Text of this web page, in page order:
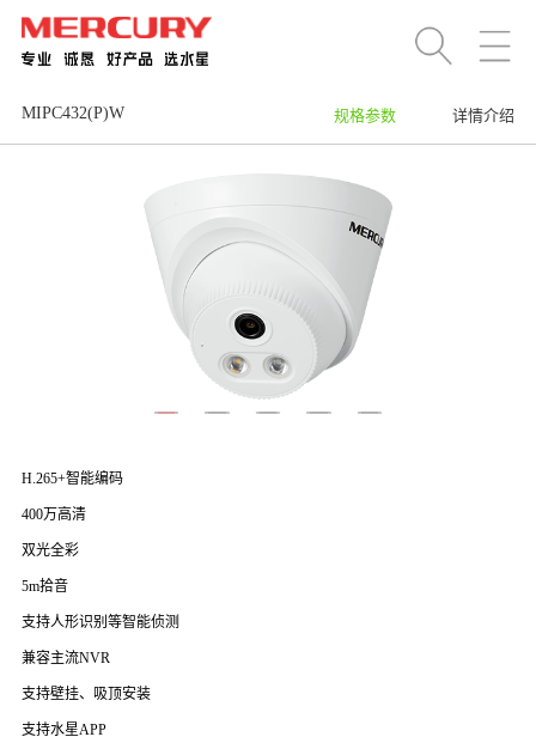
MIPC432(P)W 规格参数 详情介绍
H.265+智能编码
400万高清
双光全彩
5m拾音
支持人形识别等智能侦测
兼容主流NVR
支持壁挂、吸顶安装
支持水星APP